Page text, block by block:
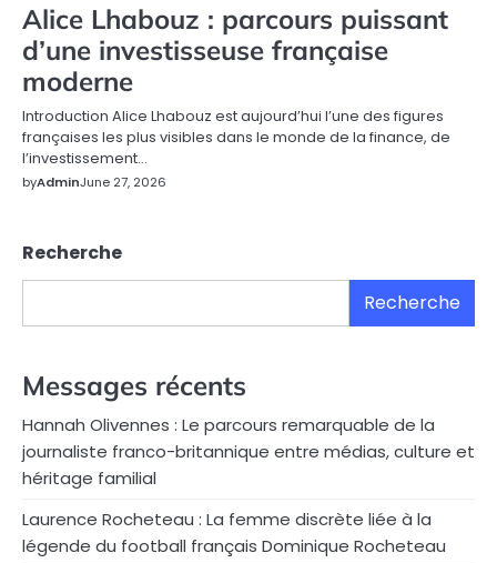
Alice Lhabouz : parcours puissant
d’une investisseuse française
moderne
Introduction Alice Lhabouz est aujourd’hui l’une des figures
françaises les plus visibles dans le monde de la finance, de
l’investissement…
byAdminJune 27, 2026
Recherche
Recherche
Messages récents
Hannah Olivennes : Le parcours remarquable de la
journaliste franco-britannique entre médias, culture et
héritage familial
Laurence Rocheteau : La femme discrète liée à la
légende du football français Dominique Rocheteau